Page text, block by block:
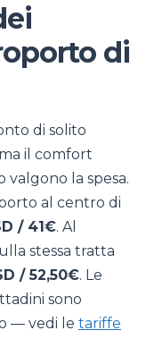
di
di solito
il comfort
valgono la spesa.
al centro di
/ 41€. Al
stessa tratta
/ 52,50€. Le
sono
— vedi le tariffe